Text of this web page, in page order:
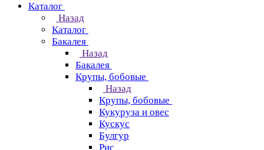
Каталог
Назад
Каталог
Бакалея
Назад
Бакалея
Крупы, бобовые
Назад
Крупы, бобовые
Кукуруза и овес
Кускус
Булгур
Рис